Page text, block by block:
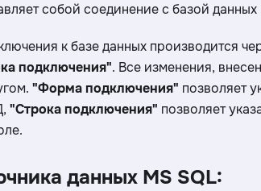
собой соединение с базой данных
к базе данных производится
подключения". Все изменения,
"Форма подключения" позволяет
"Строка подключения" позволяет
данных MS SQL: